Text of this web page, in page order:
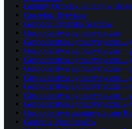
Gminny Ośrodek Kultury w
Gorzelnia Rytwiany
Gospoda Rycerska Szydłów
Gospodarstwa agroturystyczne
Gospodarstwa agroturystyczne –
Gospodarstwa agroturystyczne –
Gospodarstwa agroturystyczne –
Gospodarstwa agroturystyczne –
Gospodarstwa agroturystyczne –
Gospodarstwa agroturystyczne –
Gospodarstwa agroturystyczne –
Gospodarstwa agroturystyczne –
Gospodarstwo agroturystyczne
Grafdruk Plus Staszów